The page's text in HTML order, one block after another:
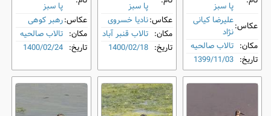
پا سبز
عکاس:علیرضا کیانی
نژاد
مکان: تالاب صالحیه
تاریخ: 1399/11/03
پا سبز
عکاس:نادیا خسروی
مکان: تالاب قنبر آباد
تاریخ: 1400/02/18
پا سبز
عکاس:رهبر کوهی
مکان: تالاب صالحیه
تاریخ: 1400/02/24